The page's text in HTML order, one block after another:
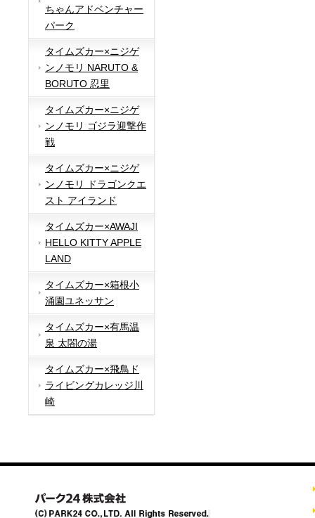
ちゃんアドベンチャー
パーク
タイムズカー×ニジゲ
ンノモリ NARUTO &
BORUTO 忍里
タイムズカー×ニジゲ
ンノモリ ゴジラ迎撃作
戦
タイムズカー×ニジゲ
ンノモリ ドラゴンクエ
スト アイランド
タイムズカー×AWAJI
HELLO KITTY APPLE
LAND
タイムズカー×箱根小
涌園ユネッサン
タイムズカー×有馬温
泉 太閤の湯
タイムズカー×飛鳥ド
ライビングカレッジ川
崎